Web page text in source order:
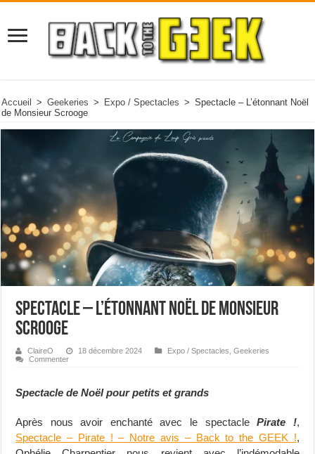
Accueil > Geekeries > Expo / Spectacles > Spectacle – L’étonnant Noël
de Monsieur Scrooge
Spectacle – L’étonnant Noël de Monsieur
Scrooge
ClaireO 18 décembre 2024 Expo / Spectacles ,Geekeries
Commenter
Spectacle de Noël pour petits et grands
Après nous avoir enchanté avec le spectaclePirate !,
Spectacle – Pirate ! – Notre avis – Back to the GEEK !,